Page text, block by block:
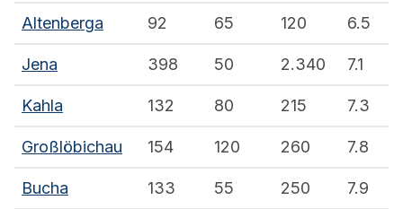
Altenberga 92 65 120 6.5
Jena 398 50 2.340 7.1
Kahla 132 80 215 7.3
Großlöbichau 154 120 260 7.8
Bucha 133 55 250 7.9